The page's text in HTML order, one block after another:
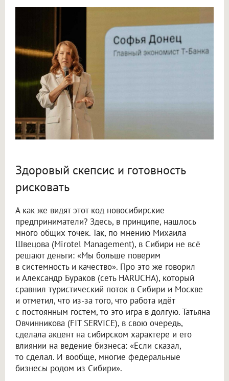
Здоровый скепсис и готовность
рисковать
А как же видят этот код новосибирские
предприниматели? Здесь, в принципе, нашлось
много общих точек. Так, по мнению Михаила
Швецова (Mirotel Management), в Сибири не всё
решают деньги: «Мы больше поверим
в системность и качество». Про это же говорил
и Александр Бураков (сеть HARUCHA), который
сравнил туристический поток в Сибири и Москве
и отметил, что из-за того, что работа идёт
с постоянным гостем, то это игра в долгую. Татьяна
Овчинникова (FIT SERVICE), в свою очередь,
сделала акцент на сибирском характере и его
влиянии на ведение бизнеса: «Если сказал,
то сделал. И вообще, многие федеральные
бизнесы родом из Сибири».